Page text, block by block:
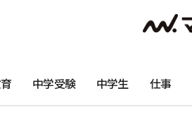
中学受験 中学生 仕事